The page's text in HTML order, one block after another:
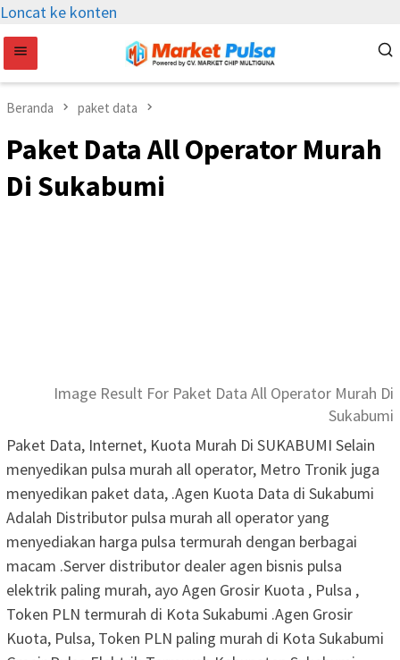
Loncat ke konten
Beranda paket data
Paket Data All Operator Murah
Di Sukabumi
Image Result For Paket Data All Operator Murah Di
Sukabumi
Paket Data, Internet, Kuota Murah Di SUKABUMI Selain
menyedikan pulsa murah all operator, Metro Tronik juga
menyedikan paket data, .Agen Kuota Data di Sukabumi
Adalah Distributor pulsa murah all operator yang
menyediakan harga pulsa termurah dengan berbagai
macam .Server distributor dealer agen bisnis pulsa
elektrik paling murah, ayo Agen Grosir Kuota , Pulsa ,
Token PLN termurah di Kota Sukabumi .Agen Grosir
Kuota, Pulsa, Token PLN paling murah di Kota Sukabumi